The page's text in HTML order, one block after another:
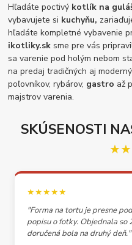
Hľadáte poctivý kotlík na
vybavujete si kuchyňu,
hľadáte kompletné vybavenie
ikotliky.sk sme pre vás
sa varenie pod holým nebom
na predaj tradičných aj
poľovníkov, rybárov, gastro až
majstrov varenia.
SKÚSENOSTI
★★★★★
"Forma na tortu je presne
popisu o fotky. Objednala so
doručená bola na druhý deň."